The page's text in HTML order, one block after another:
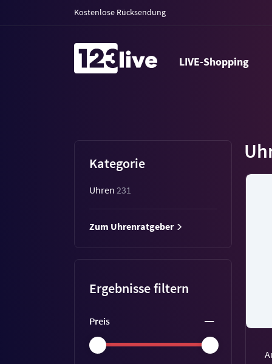
Kostenlose Rücksendung
LIVE-Shopping
Kategorie
Uhren 231
Zum Uhrenratgeber
Ergebnisse filtern
Preis